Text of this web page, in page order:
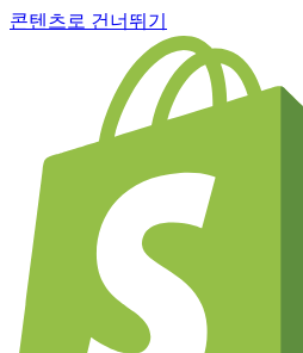
콘텐츠로 건너뛰기